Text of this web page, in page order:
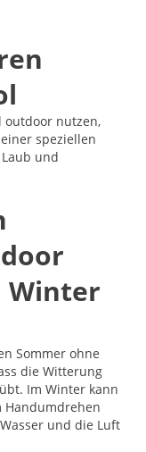
outdoor nutzen,
speziellen
und
Winter
Sommer ohne
die Witterung
Im Winter kann
Handumdrehen
und die Luft